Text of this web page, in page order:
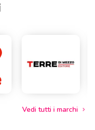
Vedi tutti i marchi